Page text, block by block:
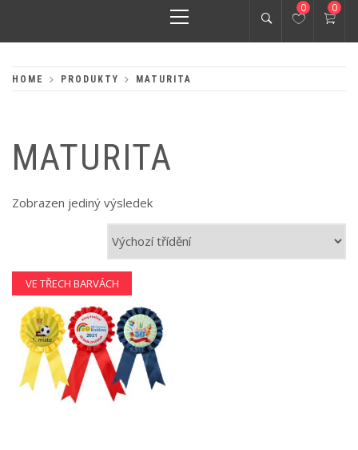
Menu
0 0
HOME PRODUKTY MATURITA
MATURITA
Zobrazen jediný výsledek
VE TŘECH BARVÁCH